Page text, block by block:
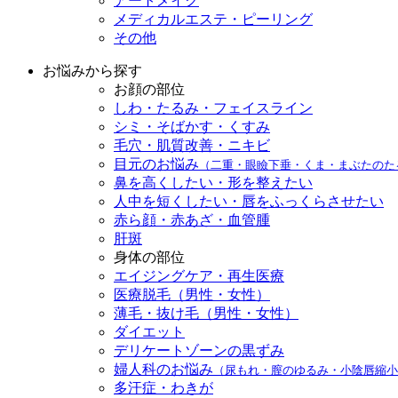
メディカルエステ・ピーリング
その他
お悩みから探す
お顔の部位
しわ・たるみ・フェイスライン
シミ・そばかす・くすみ
毛穴・肌質改善・ニキビ
目元のお悩み （二重・眼瞼下垂・くま・まぶたのた
鼻を高くしたい・形を整えたい
人中を短くしたい・唇をふっくらさせたい
赤ら顔・赤あざ・血管腫
肝斑
身体の部位
エイジングケア・再生医療
医療脱毛（男性・女性）
薄毛・抜け毛（男性・女性）
ダイエット
デリケートゾーンの黒ずみ
婦人科のお悩み （尿もれ・膣のゆるみ・小陰唇縮小
多汗症・わきが